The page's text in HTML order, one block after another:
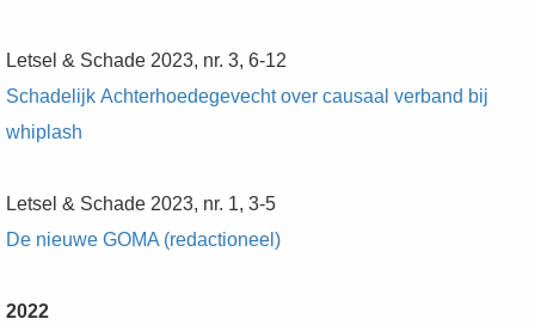
Letsel & Schade 2023, nr. 3, 6-12
Schadelijk Achterhoedegevecht over causaal verband bij
whiplash
Letsel & Schade 2023, nr. 1, 3-5
De nieuwe GOMA (redactioneel)
2022